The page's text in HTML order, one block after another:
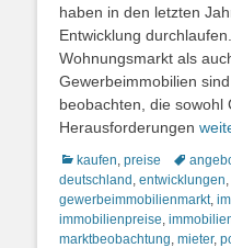
haben in den letzten
Entwicklung
Wohnungsmarkt als
Gewerbeimmobilien
beobachten, die sowohl
Herausforderungen
Kategorien
kaufen, preise
deutschland , entwicklungen,
gewerbeimmobilienmarkt,
immobilienpreise,
marktbeobachtung, mieter,